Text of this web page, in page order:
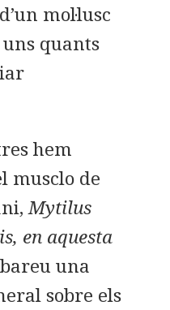
mol·lusc
quants
hem
musclo de
Mytilus
en aquesta
una
sobre els